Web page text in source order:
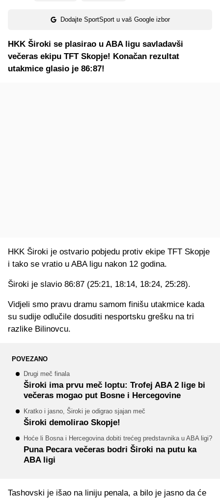
Dodajte SportSport u vaš Google izbor
HKK Široki se plasirao u ABA ligu savladavši
večeras ekipu TFT Skopje! Konačan rezultat
utakmice glasio je 86:87!
HKK Široki je ostvario pobjedu protiv ekipe TFT Skopje
i tako se vratio u ABA ligu nakon 12 godina.
Široki je slavio 86:87 (25:21, 18:14, 18:24, 25:28).
Vidjeli smo pravu dramu samom finišu utakmice kada
su sudije odlučile dosuditi nesportsku grešku na tri
razlike Bilinovcu.
POVEZANO
Drugi meč finala
Široki ima prvu meč loptu: Trofej ABA 2 lige bi
večeras mogao put Bosne i Hercegovine
Kratko i jasno, Široki je odigrao sjajan meč
Široki demolirao Skopje!
Hoće li Bosna i Hercegovina dobiti trećeg predstavnika u ABA ligi?
Puna Pecara večeras bodri Široki na putu ka
ABA ligi
Tashovski je išao na liniju penala, a bilo je jasno da će